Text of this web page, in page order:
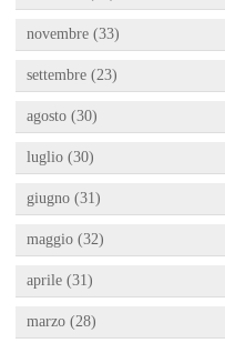
novembre (33)
settembre (23)
agosto (30)
luglio (30)
giugno (31)
maggio (32)
aprile (31)
marzo (28)